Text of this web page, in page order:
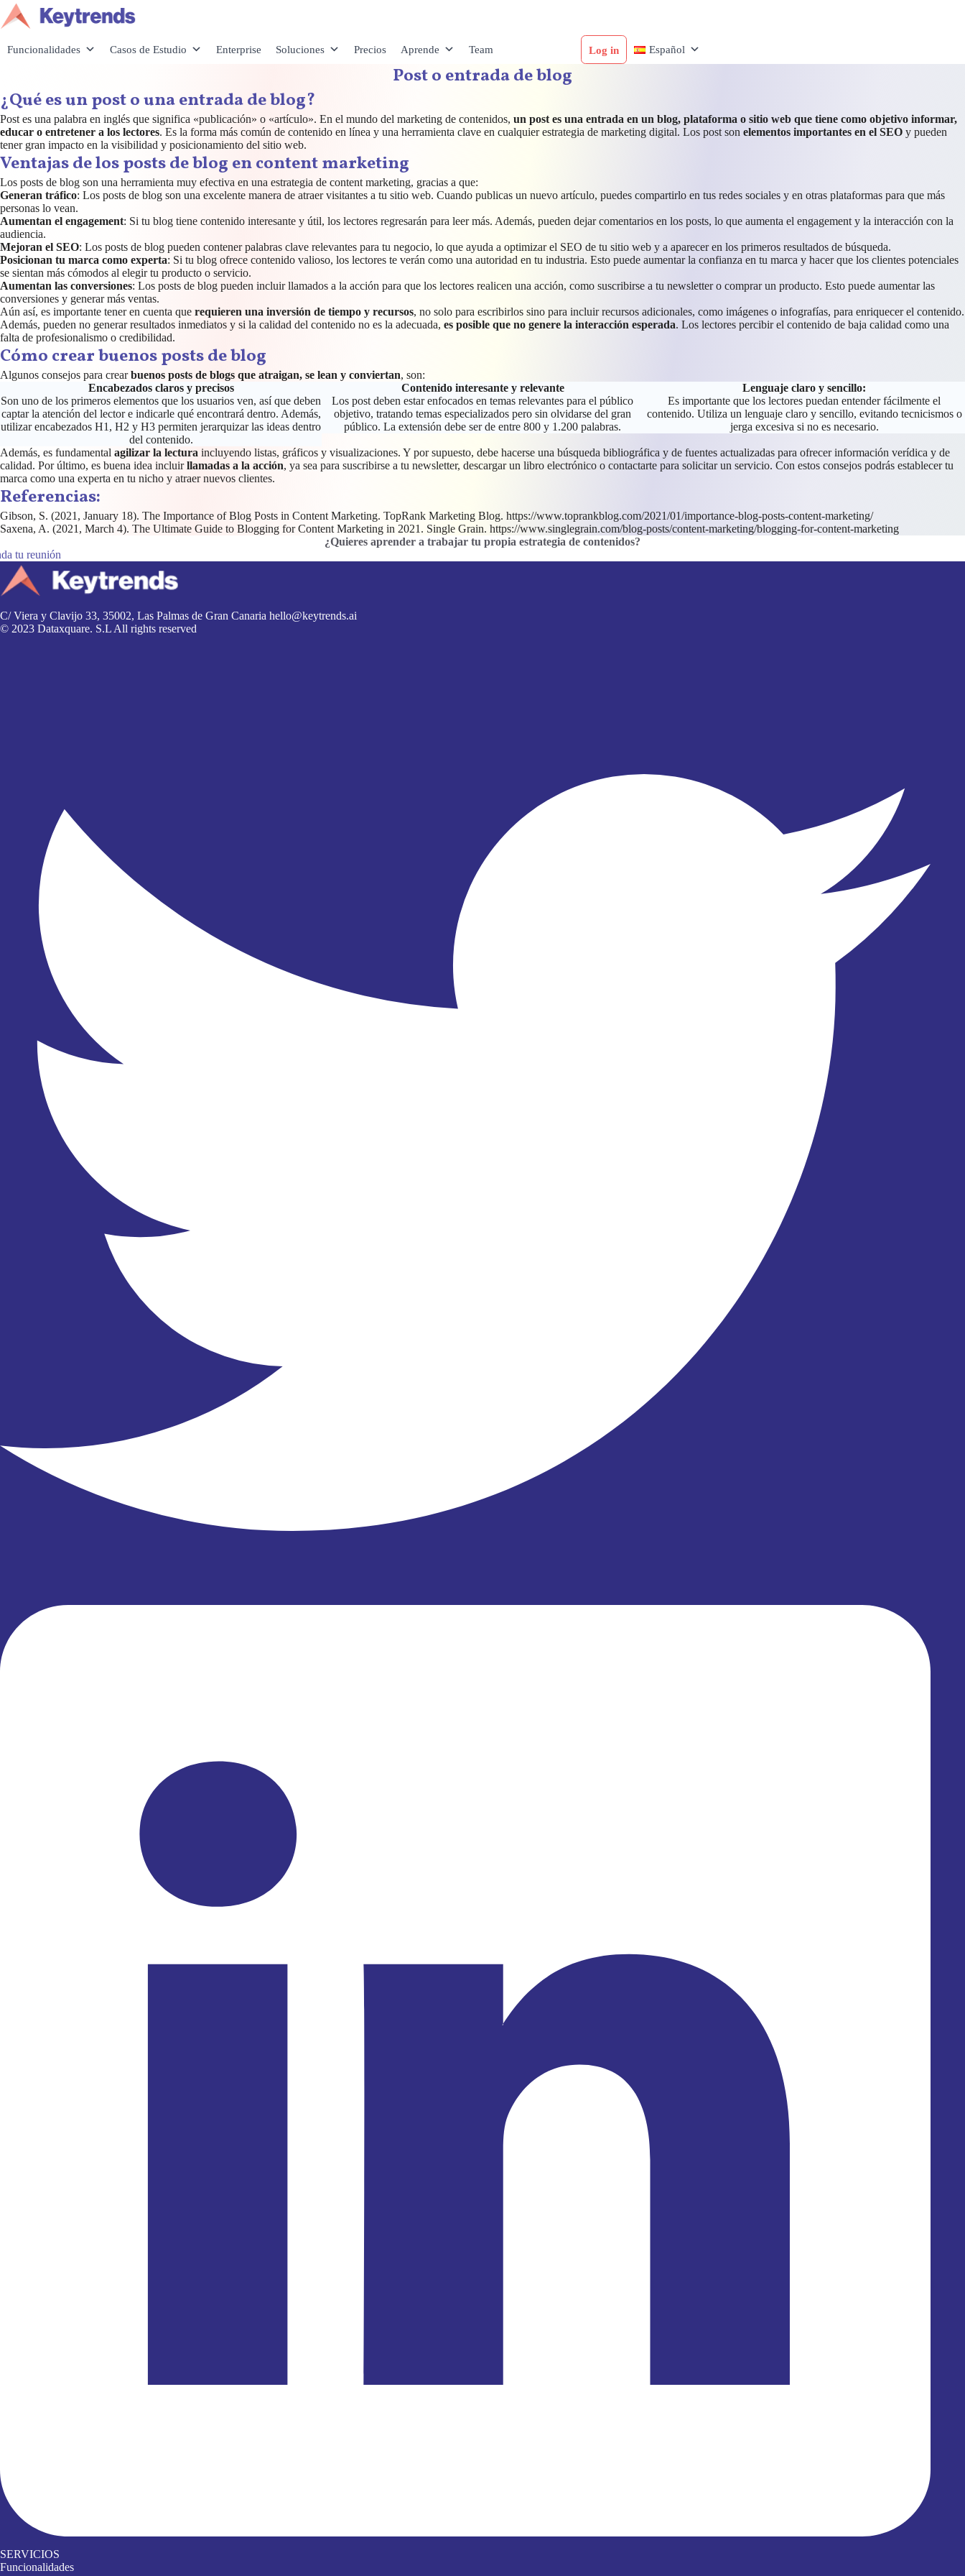
Saltar
al
contenido
Funcionalidades Casos de Estudio Enterprise Soluciones Precios Aprende Team Log in Español
Post o entrada de blog
¿Qué es un post o una entrada de blog?
Post es una palabra en inglés que significa «publicación» o «artículo». En el mundo del marketing de contenidos, un post es una entrada en un blog, plataforma o sitio web que tiene como objetivo informar,
educar o entretener a los lectores. Es la forma más común de contenido en línea y una herramienta clave en cualquier estrategia de marketing digital. Los post son elementos importantes en el SEO y pueden
tener gran impacto en la visibilidad y posicionamiento del sitio web.
Ventajas de los posts de blog en content marketing
Los posts de blog son una herramienta muy efectiva en una estrategia de content marketing, gracias a que:
Generan tráfico: Los posts de blog son una excelente manera de atraer visitantes a tu sitio web. Cuando publicas un nuevo artículo, puedes compartirlo en tus redes sociales y en otras plataformas para que más
personas lo vean.
Aumentan el engagement: Si tu blog tiene contenido interesante y útil, los lectores regresarán para leer más. Además, pueden dejar comentarios en los posts, lo que aumenta el engagement y la interacción con la
audiencia.
Mejoran el SEO: Los posts de blog pueden contener palabras clave relevantes para tu negocio, lo que ayuda a optimizar el SEO de tu sitio web y a aparecer en los primeros resultados de búsqueda.
Posicionan tu marca como experta: Si tu blog ofrece contenido valioso, los lectores te verán como una autoridad en tu industria. Esto puede aumentar la confianza en tu marca y hacer que los clientes potenciales
se sientan más cómodos al elegir tu producto o servicio.
Aumentan las conversiones: Los posts de blog pueden incluir llamados a la acción para que los lectores realicen una acción, como suscribirse a tu newsletter o comprar un producto. Esto puede aumentar las
conversiones y generar más ventas.
Aún así, es importante tener en cuenta que requieren una inversión de tiempo y recursos, no solo para escribirlos sino para incluir recursos adicionales, como imágenes o infografías, para enriquecer el contenido.
Además, pueden no generar resultados inmediatos y si la calidad del contenido no es la adecuada, es posible que no genere la interacción esperada. Los lectores percibir el contenido de baja calidad como una
falta de profesionalismo o credibilidad.
Cómo crear buenos posts de blog
Algunos consejos para crearbuenos posts de blogs que atraigan, se lean y conviertan, son:
Encabezados claros y precisos
Son uno de los primeros elementos que los usuarios ven, así que deben
captar la atención del lector e indicarle qué encontrará dentro. Además,
utilizar encabezados H1, H2 y H3 permiten jerarquizar las ideas dentro
del contenido.
Contenido interesante y relevante
Los post deben estar enfocados en temas relevantes para el público
objetivo, tratando temas especializados pero sin olvidarse del gran
público. La extensión debe ser de entre 800 y 1.200 palabras.
Lenguaje claro y sencillo:
Es importante que los lectores puedan entender fácilmente el
contenido. Utiliza un lenguaje claro y sencillo, evitando tecnicismos o
jerga excesiva si no es necesario.
Además, es fundamental agilizar la lectura incluyendo listas, gráficos y visualizaciones. Y por supuesto, debe hacerse una búsqueda bibliográfica y de fuentes actualizadas para ofrecer información verídica y de
calidad. Por último, es buena idea incluirllamadas a la acción, ya sea para suscribirse a tu newsletter, descargar un libro electrónico o contactarte para solicitar un servicio. Con estos consejos podrás establecer tu
marca como una experta en tu nicho y atraer nuevos clientes.
Referencias:
Gibson, S. (2021, January 18). The Importance of Blog Posts in Content Marketing. TopRank Marketing Blog. https://www.toprankblog.com/2021/01/importance-blog-posts-content-marketing/
Saxena, A. (2021, March 4). The Ultimate Guide to Blogging for Content Marketing in 2021. Single Grain. https://www.singlegrain.com/blog-posts/content-marketing/blogging-for-content-marketing
¿Quieres aprender a trabajar tu propia estrategia de contenidos?
tu reunión
C/ Viera y Clavijo 33, 35002, Las Palmas de Gran Canaria hello@keytrends.ai
© 2023 Dataxquare. S.L All rights reserved
SERVICIOS
Funcionalidades